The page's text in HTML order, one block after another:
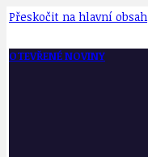
Přeskočit na hlavní obsah
OTEVŘENÉ NOVINY